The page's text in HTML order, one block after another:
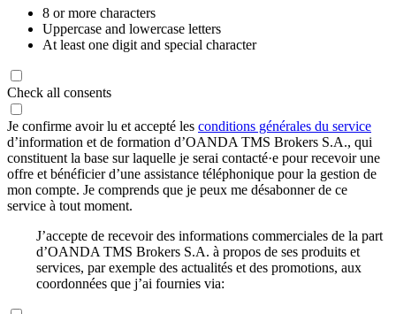
8 or more characters
Uppercase and lowercase letters
At least one digit and special character
Check all consents
Je confirme avoir lu et accepté les conditions générales du service
d’information et de formation d’OANDA TMS Brokers S.A., qui
constituent la base sur laquelle je serai contacté·e pour recevoir une
offre et bénéficier d’une assistance téléphonique pour la gestion de
mon compte. Je comprends que je peux me désabonner de ce
service à tout moment.
J’accepte de recevoir des informations commerciales de la part
d’OANDA TMS Brokers S.A. à propos de ses produits et
services, par exemple des actualités et des promotions, aux
coordonnées que j’ai fournies via: